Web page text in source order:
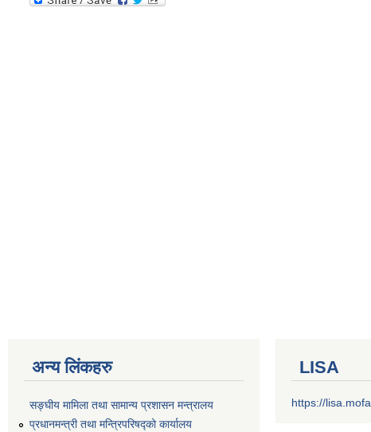
अन्य लिंकहरु
सङ्‍घीय मामिला तथा सामान्य प्रशासन मन्त्रालय
प्रधानमन्त्री तथा मन्त्रिपरिषद्को कार्यालय
LISA
https://